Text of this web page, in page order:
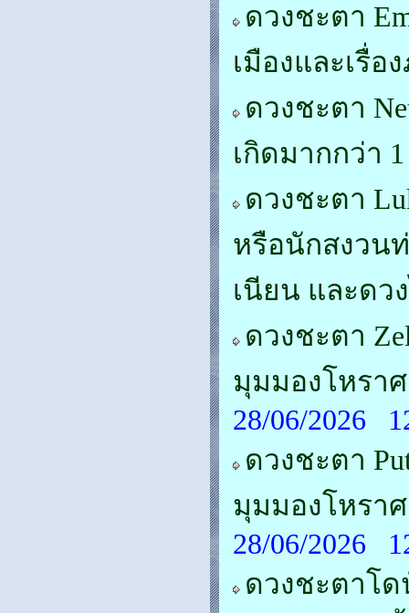
ดวงชะตา
เมืองและเรื่อ
ดวงชะตา
เกิดมากกว่า
ดวงชะตา
หรือนักสงวน
เนียน และดว
ดวงชะตา
มุมมองโหรา
28/06/2026
ดวงชะตา
มุมมองโหรา
28/06/2026
ดวงชะตาโด